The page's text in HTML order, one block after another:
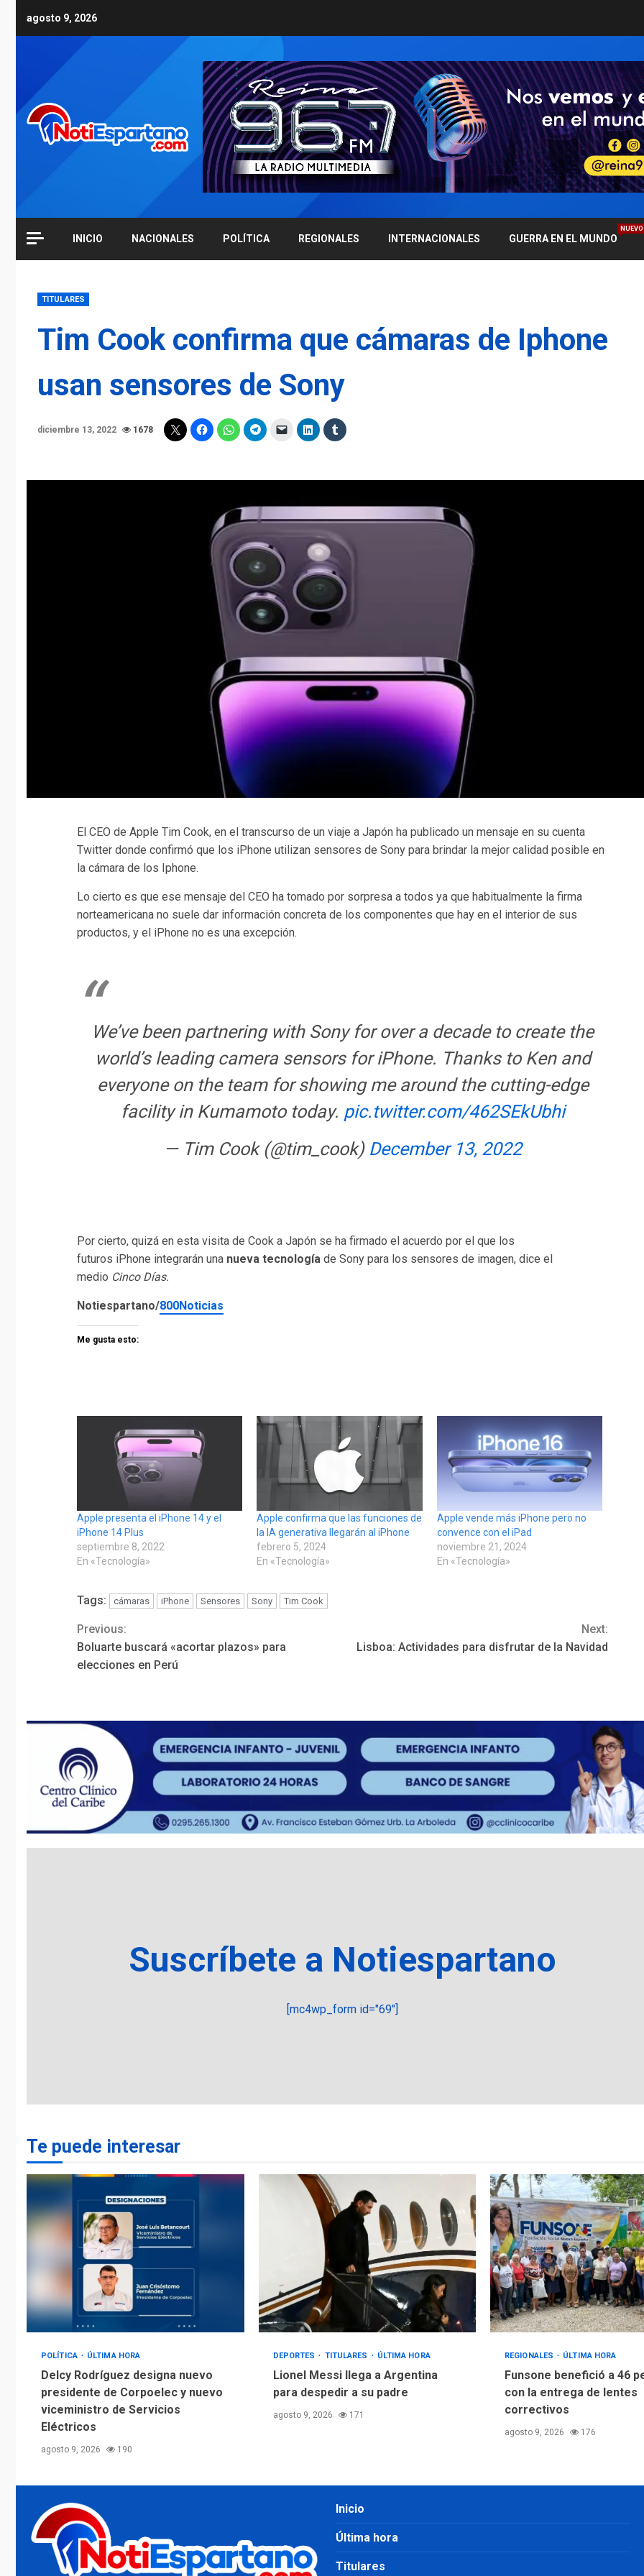
agosto 9, 2026
INICIO NACIONALES POLÍTICA REGIONALES INTERNACIONALES GUERRA EN EL MUNDO
NUEVO
TITULARES
Tim Cook confirma que cámaras de Iphone
usan sensores de Sony
diciembre 13, 2022 1678
El CEO de Apple Tim Cook, en el transcurso de un viaje a Japón ha publicado un mensaje en su cuenta
Twitter donde confirmó que los iPhone utilizan sensores de Sony para brindar la mejor calidad posible en
la cámara de los Iphone.
Lo cierto es que ese mensaje del CEO ha tomado por sorpresa a todos ya que habitualmente la firma
norteamericana no suele dar información concreta de los componentes que hay en el interior de sus
productos, y el iPhone no es una excepción.
We’ve been partnering with Sony for over a decade to create the
world’s leading camera sensors for iPhone. Thanks to Ken and
everyone on the team for showing me around the cutting-edge
facility in Kumamoto today. pic.twitter.com/462SEkUbhi
— Tim Cook (@tim_cook) December 13, 2022
Por cierto, quizá en esta visita de Cook a Japón se ha firmado el acuerdo por el que los
futuros iPhone integrarán una nueva tecnología de Sony para los sensores de imagen, dice el
medio Cinco Días.
Notiespartano/800Noticias
Me gusta esto:
Apple presenta el iPhone 14 y el
iPhone 14 Plus
septiembre 8, 2022
En «Tecnología»
Apple confirma que las funciones de
la IA generativa llegarán al iPhone
febrero 5, 2024
En «Tecnología»
Apple vende más iPhone pero no
convence con el iPad
noviembre 21, 2024
En «Tecnología»
Tags: cámaras iPhone Sensores Sony Tim Cook
Continue
Reading
Previous:
Boluarte buscará «acortar plazos» para
elecciones en Perú
Next:
Lisboa: Actividades para disfrutar de la Navidad
Suscríbete a Notiespartano
[mc4wp_form id="69"]
Te puede interesar
POLÍTICA ÚLTIMA HORA
Delcy Rodríguez designa nuevo
presidente de Corpoelec y nuevo
viceministro de Servicios
Eléctricos
agosto 9, 2026 190
DEPORTES TITULARES ÚLTIMA HORA
Lionel Messi llega a Argentina
para despedir a su padre
agosto 9, 2026 171
REGIONALES ÚLTIMA HORA
Funsone benefició a 46
con la entrega de lentes
correctivos
agosto 9, 2026 176
Inicio
Última hora
Titulares